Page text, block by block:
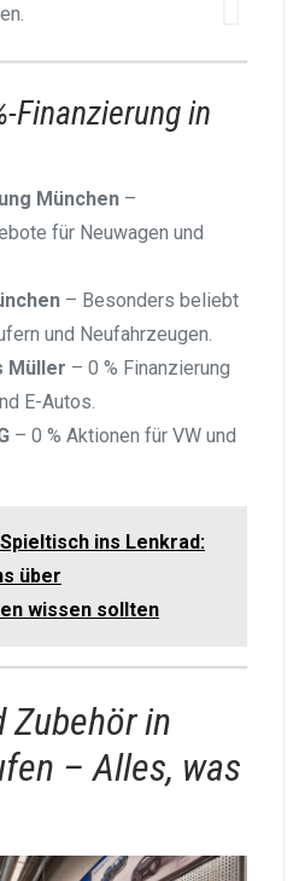
Finanzierung in
München –
für Neuwagen und
– Besonders beliebt
und Neufahrzeugen.
Müller – 0 % Finanzierung
E-Autos.
– 0 % Aktionen für VW und
ins Lenkrad:
über
wissen sollten
in
– Alles, was